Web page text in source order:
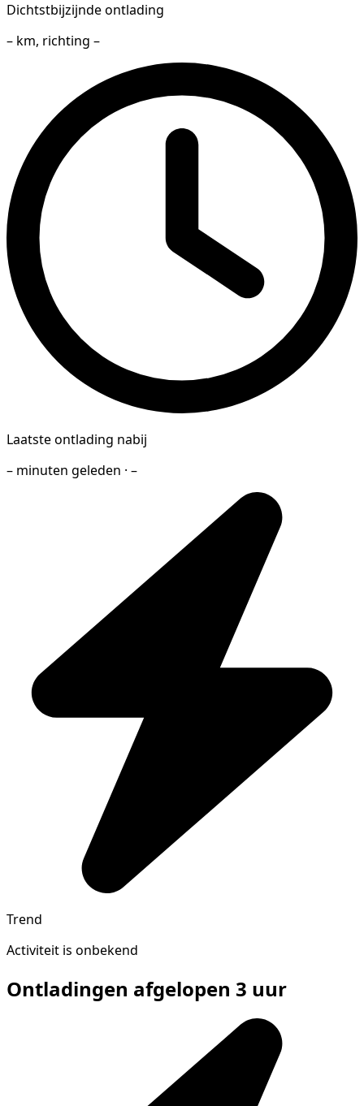
Dichtstbijzijnde ontlading
– km, richting –
Laatste ontlading nabij
– minuten geleden · –
Trend
Activiteit is onbekend
Ontladingen afgelopen 3 uur